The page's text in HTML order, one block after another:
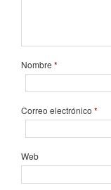
Nombre *
Correo electrónico *
Web